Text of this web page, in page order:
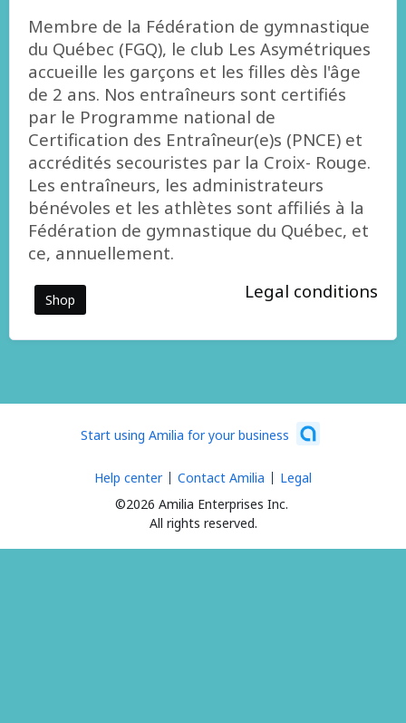
Membre de la Fédération de gymnastique
du Québec (FGQ), le club Les Asymétriques
accueille les garçons et les filles dès l'âge
de 2 ans. Nos entraîneurs sont certifiés
par le Programme national de
Certification des Entraîneur(e)s (PNCE) et
accrédités secouristes par la Croix- Rouge.
Les entraîneurs, les administrateurs
bénévoles et les athlètes sont affiliés à la
Fédération de gymnastique du Québec, et
ce, annuellement.
Shop Legal conditions
Start using Amilia for your business
©2026 Amilia Enterprises Inc.
All rights reserved.
Help center Contact Amilia Legal